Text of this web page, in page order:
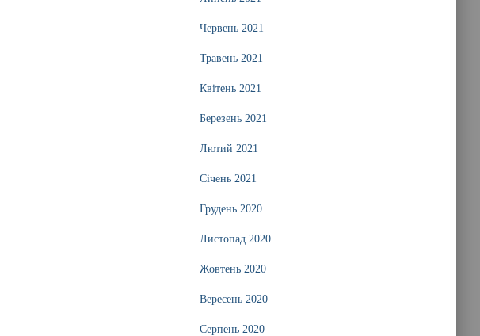
Червень 2021
Травень 2021
Квітень 2021
Березень 2021
Лютий 2021
Січень 2021
Грудень 2020
Листопад 2020
Жовтень 2020
Вересень 2020
Серпень 2020